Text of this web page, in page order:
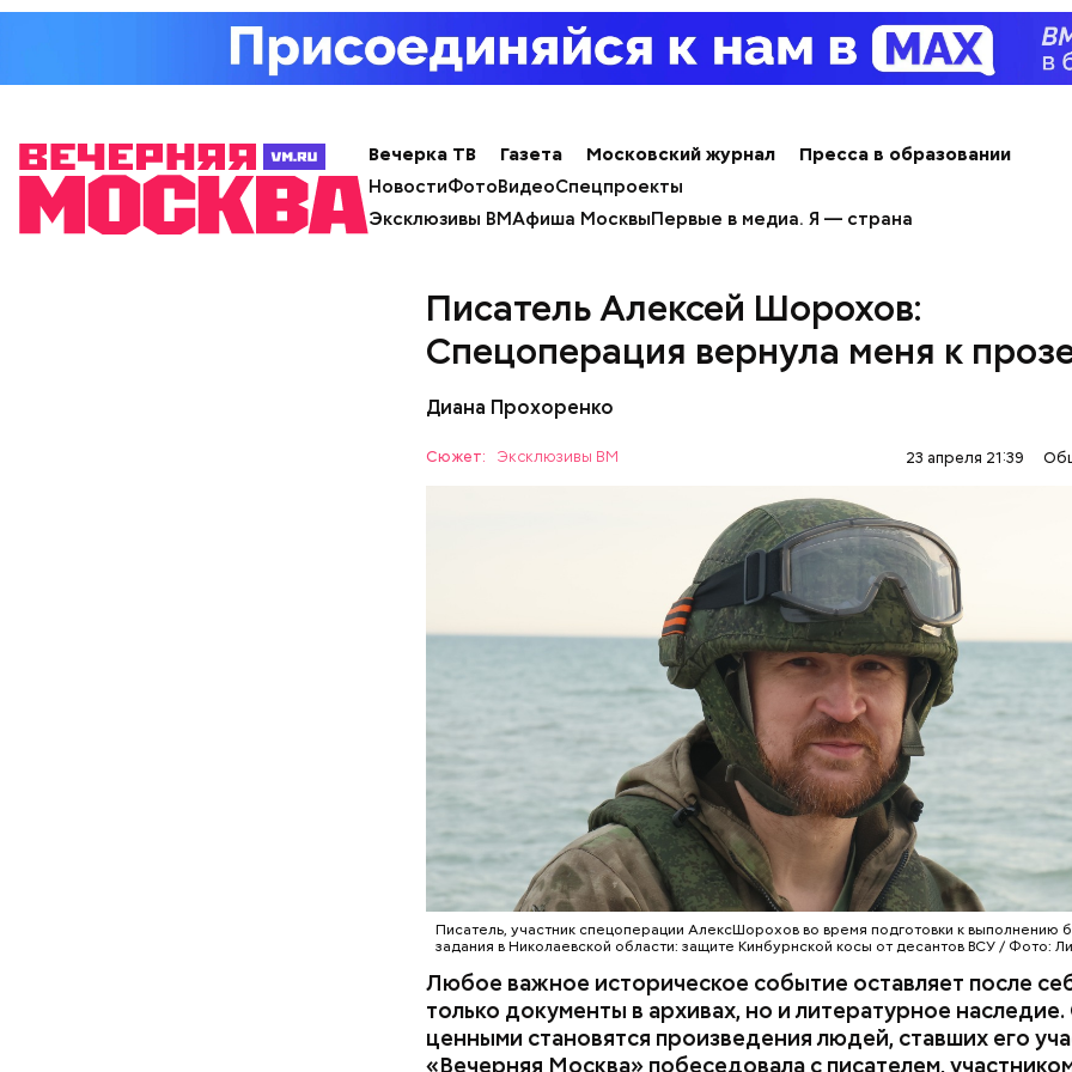
Вечерка ТВ Газета Московский журнал
Пресса в образовании
НовостиФотоВидеоСпецпроекты
Эксклюзивы ВМАфиша МосквыПервые в медиа. Я — страна
Писатель Алексей Шорохов:
Спецоперация вернула меня к
Диана Прохоренко
Сюжет: Эксклюзивы ВМ 23 апреля 21:39
Писатель, участник спецоперации АлексШорохов во время подготовки к выполнению
задания в Николаевской области: защите Кинбурнской косы от десантов ВСУ / Фото:
Любое важное историческое событие оставляет после
только документы в архивах, но и литературное
ценными становятся произведения людей, ставших его
«Вечерняя Москва» побеседовала с писателем,
Уберут отеки и
зрение: диетолог
Соломатина
пользе кабачков
Кабачки, тушеные с курицей
Как приготовить
майонез: три
рецепта
Эндокринолог
объяснила, в чем
заключается
сезонных овощей